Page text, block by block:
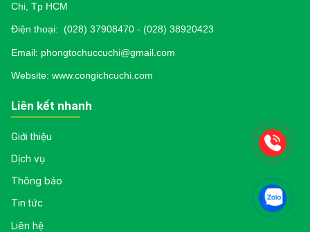
Chi, Tp HCM
Điện thoại: (028) 37908470 - (028) 38920423
Email: phongtochuccuchi@gmail.com
Website: www.congichcuchi.com
Liên kết nhanh
Giới thiệu
Dịch vụ
Thông báo
Tin tức
Liên hệ